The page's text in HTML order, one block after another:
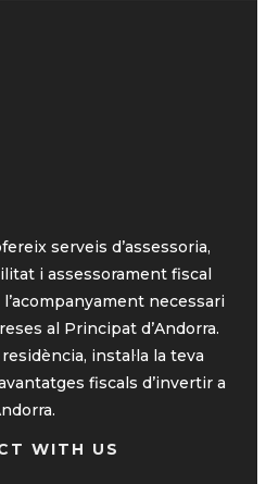
serveis d’assessoria,
i assessorament fiscal
necessari
al Principat d’Andorra.
instal·la la teva
fiscals d’invertir a
WITH US